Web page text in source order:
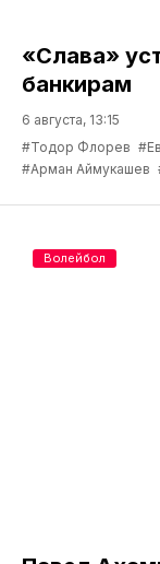
«Слава»
банкирам
6 августа, 13:15
#Тодор Флорев
#Арман Аймукашев
Волейбол